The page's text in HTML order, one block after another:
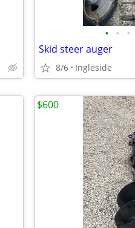
• • •
Skid steer auger
8/6 Ingleside
$600